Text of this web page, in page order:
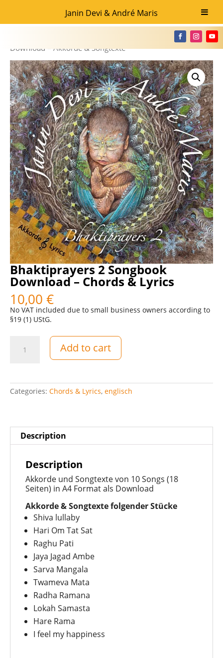
Janin Devi & André Maris
/ Bhaktiprayers 2 Songbook
Download – Akkorde & Songtexte
Bhaktiprayers 2 Songbook
Download – Chords & Lyrics
10,00 €
No VAT included due to small business owners according to
§19 (1) UStG.
Bhaktiprayers
Akkorde
&
Add to cart
Categories: Chords & Lyrics, englisch
Description
Description
Akkorde und Songtexte von 10 Songs (18
Seiten) in A4 Format als Download
Akkorde & Songtexte folgender Stücke
Shiva lullaby
Hari Om Tat Sat
Raghu Pati
Jaya Jagad Ambe
Sarva Mangala
Twameva Mata
Radha Ramana
Lokah Samasta
Hare Rama
I feel my happiness